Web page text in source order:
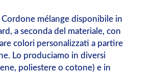
mélange disponibile in
a seconda del materiale, con
colori personalizzati a partire
Lo produciamo in diversi
poliestere o cotone) e in